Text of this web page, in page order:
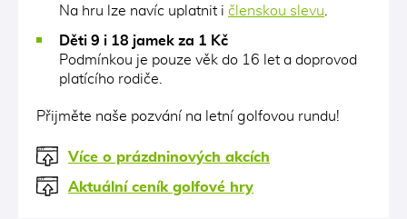
Na hru lze navíc uplatnit i členskou slevu
Děti 9 i 18 jamek za 1 Kč
Podmínkou je pouze věk do 16 let a doprovod
platícího rodiče.
Přijměte naše pozvání na letní golfovou rundu!
Více o prázdninových akcích
Aktuální ceník golfové hry